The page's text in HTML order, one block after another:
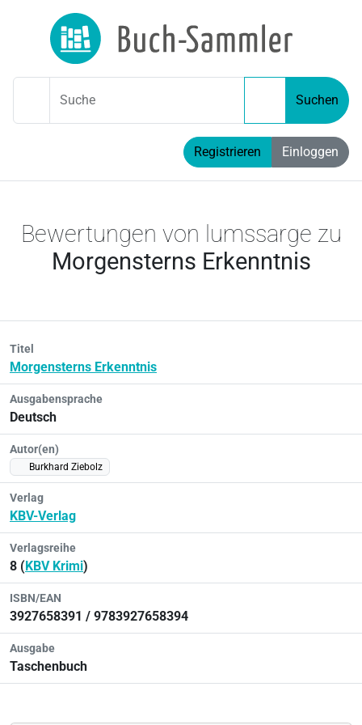
Suche Suchen
Registrieren Einloggen
Bewertungen von lumssarge zu
Morgensterns Erkenntnis
Titel
Morgensterns Erkenntnis
Ausgabensprache
Deutsch
Autor(en)
Burkhard Ziebolz
Verlag
KBV-Verlag
Verlagsreihe
8 (KBV Krimi)
ISBN/EAN
3927658391 / 9783927658394
Ausgabe
Taschenbuch